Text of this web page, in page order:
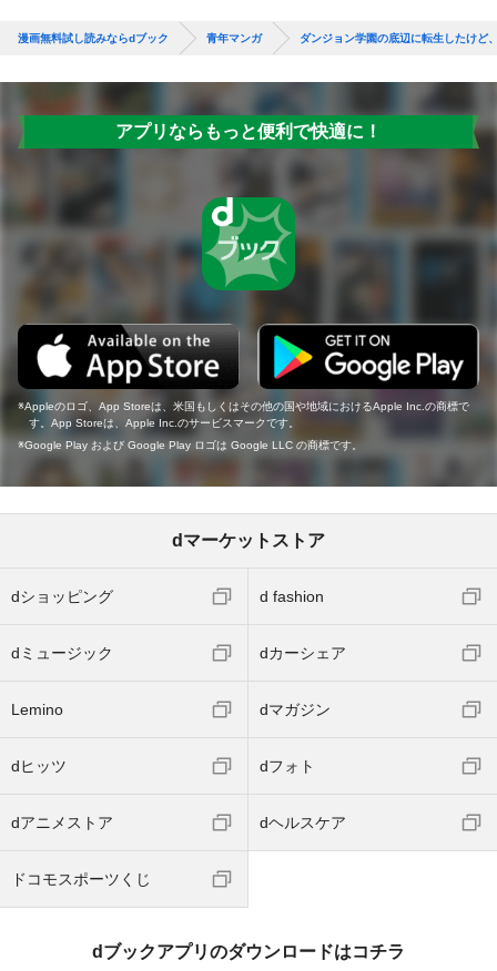
漫画無料試し読みならdブック 青年マンガ ダンジョン学園の底辺に転生したけど
アプリならもっと便利で快適に！
Appleのロゴ、App Storeは、米国もしくはその他の国や地域におけるApple Inc.の商標で
す。App Storeは、Apple Inc.のサービスマークです。
Google Play および Google Play ロゴは Google LLC の商標です。
dマーケットストア
dショッピング d fashion
dミュージック dカーシェア
Lemino dマガジン
dヒッツ dフォト
dアニメストア dヘルスケア
ドコモスポーツくじ
dブックアプリのダウンロードはコチラ